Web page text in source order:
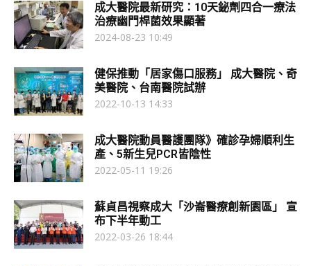
成大醫院最新研究：10天鉍劑四合一療法
治療幽門桿菌效果顯著
2024-08-23 10:49
健保推動「居家傷口服務」 成大醫院、奇
美醫院、台南醫院試辦
2022-10-13 14:33
成大醫院動員醫護團隊》確診孕婦順利生
產、5新生兒PCR皆陰性
2022-05-11 19:26
蘇貞昌視察成大「沙崙醫療創新園區」 宣
布下半年動工
2022-03-26 18:44